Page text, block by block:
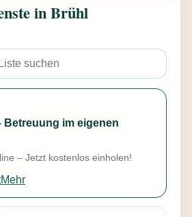
in Brühl
Betreuung im eigenen
– Jetzt kostenlos einholen!
Mehr